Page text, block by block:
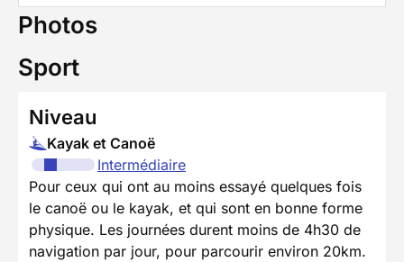
Photos
Sport
Niveau
Kayak et Canoë
Intermédiaire
Pour ceux qui ont au moins essayé quelques fois
le canoë ou le kayak, et qui sont en bonne forme
physique. Les journées durent moins de 4h30 de
navigation par jour, pour parcourir environ 20km.